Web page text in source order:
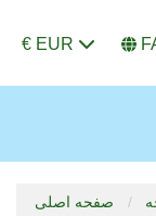
€ EUR
صفحه اصلی